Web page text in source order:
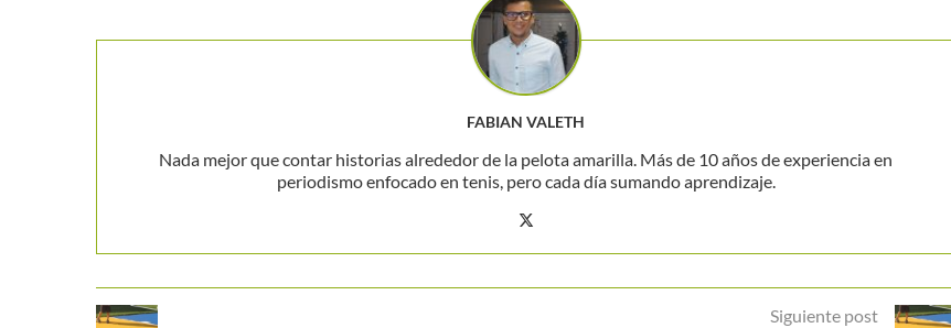
FABIAN VALETH
Nada mejor que contar historias alrededor de la pelota amarilla. Más de 10 años de experiencia en
periodismo enfocado en tenis, pero cada día sumando aprendizaje.
Siguiente post